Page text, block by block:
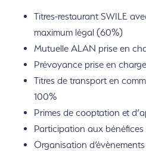
Titres-restaurant SWILE
maximum légal (60%)
Mutuelle ALAN prise en
Prévoyance prise en
Titres de transport en
100%
Primes de cooptation et
Participation aux bénéfices
Organisation